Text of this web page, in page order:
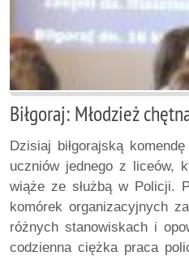
Biłgoraj: Młodzież
Dzisiaj biłgorajską
uczniów jednego z liceów,
wiąże ze służbą w Policji.
komórek organizacyjnych
różnych stanowiskach i
codzienna ciężka praca